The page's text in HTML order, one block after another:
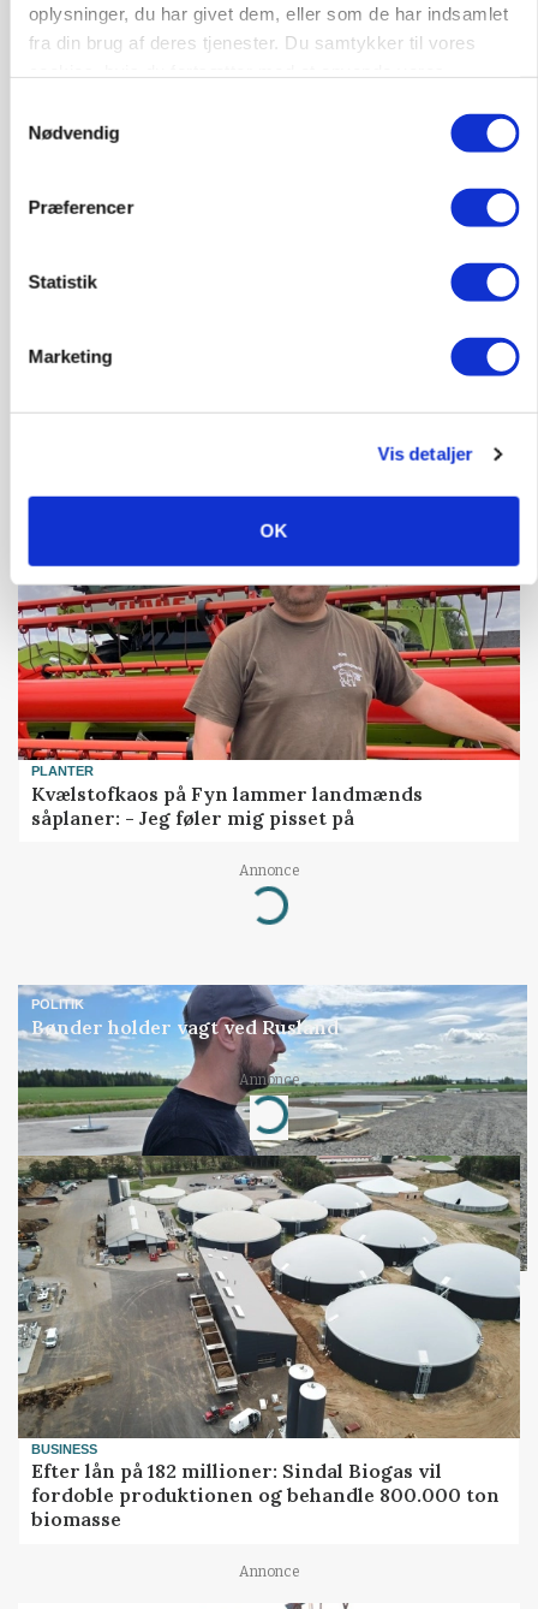
oplysninger, du har givet dem, eller som de har indsamlet
fra din brug af deres tjenester. Du samtykker til vores
Nødvendig
Præferencer
Statistik
Marketing
Vis detaljer
OK
MARKED
Grisenoteringen står stille
BUSINESS
største producenter sender nu grisene til
PLANTER
Kvælstofkaos på Fyn lammer landmænds
såplaner: - Jeg føler mig pisset på
Annonce
Loading...
POLITIK
Bønder holder vagt ved Rusland
Annonce
Loading...
BUSINESS
Efter lån på 182 millioner: Sindal Biogas vil
fordoble produktionen og behandle 800.000 ton
biomasse
Annonce